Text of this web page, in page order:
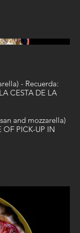
- Recuerda:
CESTA DE LA
and mozzarella)
OF PICK-UP IN